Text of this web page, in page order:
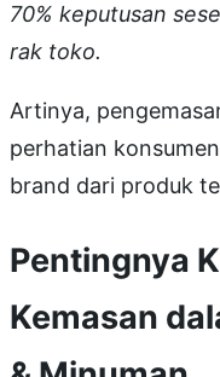
70% keputusan
rak toko.
Artinya,
perhatian
brand dari produk
Pentingnya
Kemasan